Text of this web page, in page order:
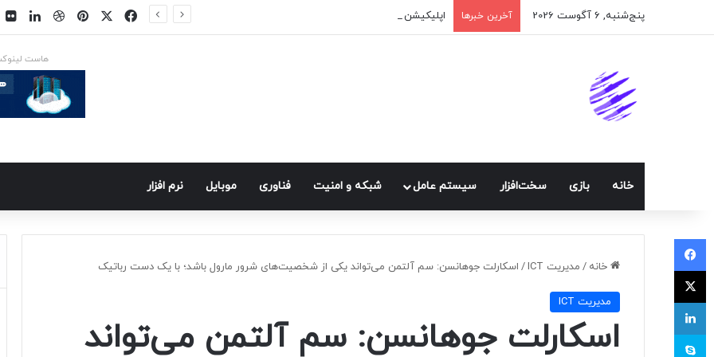
پنج‌شنبه, 6 آگوست 2026 آخرین خبرها اپلیکیشن پیام‌رسان ایکس در راه است فیسبوک
ایکس پینتریستدریبببل
هاست
خانه بازی سخت‌افزار سيستم عامل شبكه و امنيت فناوری موبايل نرم افزار
خانه / مديريت ICT / اسکارلت جوهانسن: سم آلتمن می‌تواند یکی از شخصیت‌های شرور مارول باشد؛ با یک دست رباتیک
مديريت ICT
اسکارلت جوهانسن: سم آلتمن می‌تواند
فیسبوک